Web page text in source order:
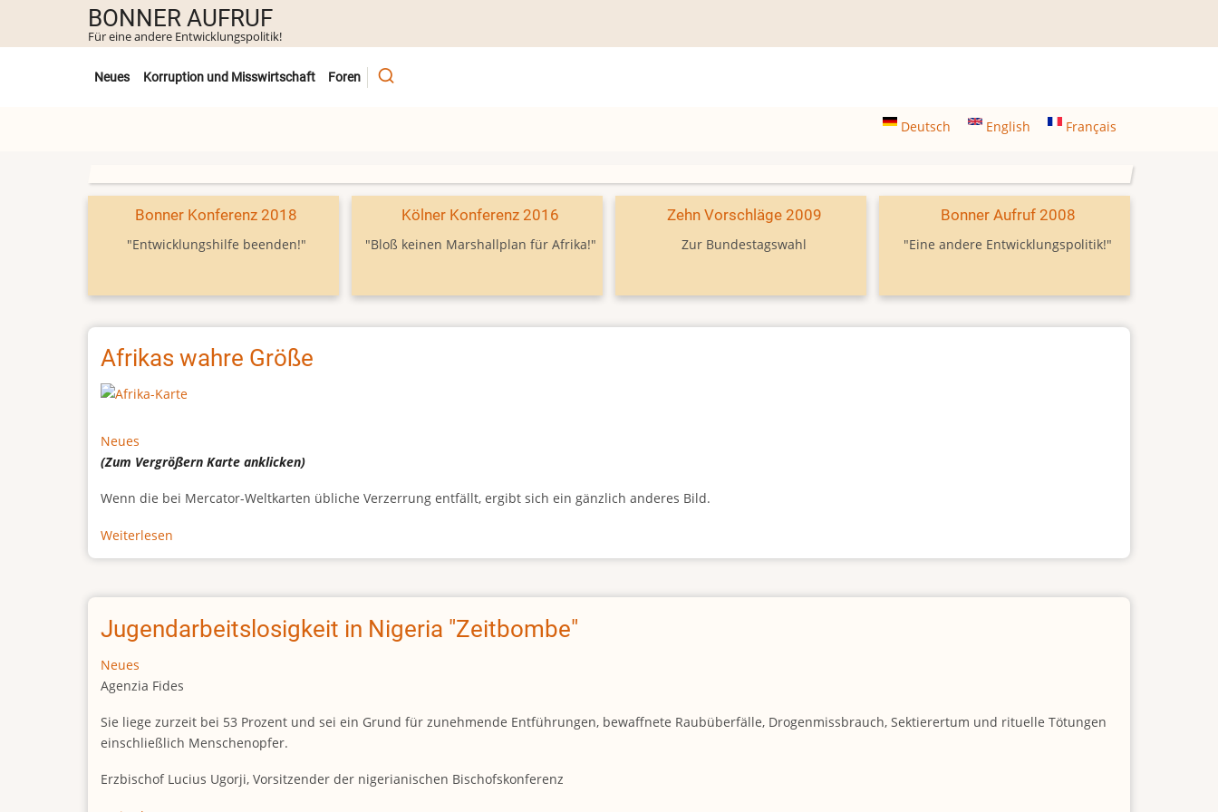
Inhalt
BONNER AUFRUF
Für eine andere Entwicklungspolitik!
Untermenü
Neues Korruption und Misswirtschaft Foren
Deutsch English Français
Bonner Konferenz 2018
"Entwicklungshilfe beenden!"
Kölner Konferenz 2016
"Bloß keinen Marshallplan für Afrika!"
Zehn Vorschläge 2009
Zur Bundestagswahl
Bonner Aufruf 2008
"Eine andere Entwicklungspolitik!"
Afrikas wahre Größe
Neues
(Zum VergrößernKarte anklicken)
Wenn die bei Mercator-Weltkarten übliche Verzerrung entfällt, ergibt sich ein gänzlich anderes Bild.
Weiterlesen
Afrikas
Größe
Jugendarbeitslosigkeit in Nigeria "Zeitbombe"
Neues
Agenzia Fides
Sie liege zurzeit bei 53 Prozent und sei ein Grund für zunehmende Entführungen, bewaffnete Raubüberfälle, Drogenmissbrauch, Sektierertum und rituelle Tötungen
einschließlich Menschenopfer.
Erzbischof Lucius Ugorji, Vorsitzender der nigerianischen Bischofskonferenz